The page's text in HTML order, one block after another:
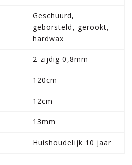
Geschuurd,
geborsteld, gerookt,
hardwax
2-zijdig 0,8mm
120cm
12cm
13mm
Huishoudelijk 10 jaar